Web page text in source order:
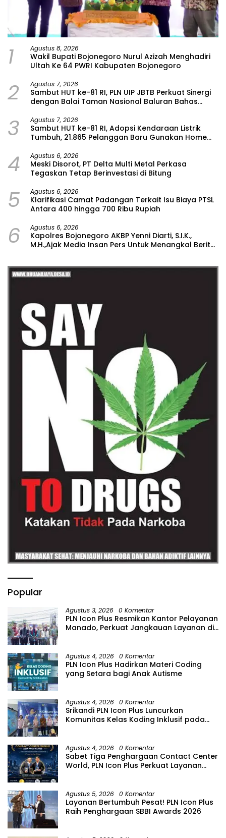
1 Agustus 8, 2026
Wakil Bupati Bojonegoro Nurul Azizah Menghadiri
Ultah Ke 64 PWRI Kabupaten Bojonegoro
2 Agustus 7, 2026
Sambut HUT ke-81 RI, PLN UIP JBTB Perkuat Sinergi
dengan Balai Taman Nasional Baluran Bahas
Watudodol/Kalipuro
3 Agustus 7, 2026
Sambut HUT ke-81 RI, Adopsi Kendaraan Listrik
Tumbuh, 21.865 Pelanggan Baru Gunakan Home
4 Agustus 6, 2026
Meski Disorot, PT Delta Multi Metal Perkasa
Tegaskan Tetap Berinvestasi di Bitung
5 Agustus 6, 2026
Klarifikasi Camat Padangan Terkait Isu Biaya PTSL
Antara 400 hingga 700 Ribu Rupiah
6 Agustus 6, 2026
Kapolres Bojonegoro AKBP Yenni Diarti, S.I.K.,
M.H.,Ajak Media Insan Pers Untuk Menangkal Berita
Popular
Agustus 3, 2026 0 Komentar
PLN Icon Plus Resmikan Kantor Pelayanan
Manado, Perkuat Jangkauan Layanan di
Agustus 4, 2026 0 Komentar
PLN Icon Plus Hadirkan Materi Coding
yang Setara bagi Anak Autisme
Agustus 4, 2026 0 Komentar
Srikandi PLN Icon Plus Luncurkan
Komunitas Kelas Koding Inklusif pada
Agustus 4, 2026 0 Komentar
Sabet Tiga Penghargaan Contact Center
World, PLN Icon Plus Perkuat Layanan
Agustus 5, 2026 0 Komentar
Layanan Bertumbuh Pesat! PLN Icon Plus
Raih Penghargaan SBBI Awards 2026